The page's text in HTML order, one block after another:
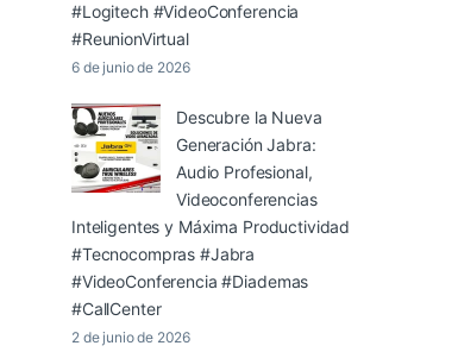
#Logitech #VideoConferencia
#ReunionVirtual
6 de junio de 2026
Descubre la Nueva
Generación Jabra:
Audio Profesional,
Videoconferencias
Inteligentes y Máxima Productividad
#Tecnocompras #Jabra
#VideoConferencia #Diademas
#CallCenter
2 de junio de 2026